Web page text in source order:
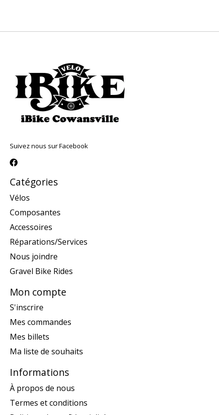
Suivez nous sur Facebook
Catégories
Vélos
Composantes
Accessoires
Réparations/Services
Nous joindre
Gravel Bike Rides
Mon compte
S'inscrire
Mes commandes
Mes billets
Ma liste de souhaits
Informations
À propos de nous
Termes et conditions